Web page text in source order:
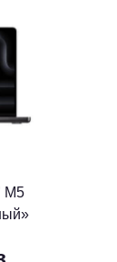
M5